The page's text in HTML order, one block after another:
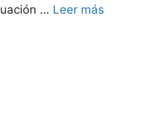
… Leer más